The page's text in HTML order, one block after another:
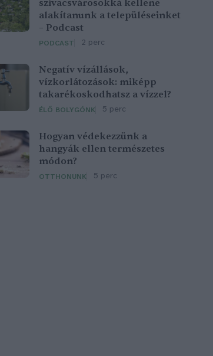
szivacsvárosokká kellene
alakítanunk a településeinket
– Podcast
PODCAST 2 perc
Negatív vízállások,
vízkorlátozások: miképp
takarékoskodhatsz a vízzel?
ÉLŐ BOLYGÓNK 5 perc
Hogyan védekezzünk a
hangyák ellen természetes
módon?
OTTHONUNK 5 perc